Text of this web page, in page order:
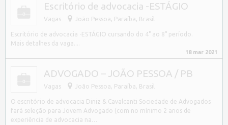
Escritório de advocacia -ESTÁGIO
Vagas João Pessoa, Paraíba, Brasil
Escritório de advocacia -ESTÁGIO cursando do 4° ao 8° período.
Mais detalhes da vaga....
18 mar 2021
ADVOGADO – JOÃO PESSOA / PB
Vagas João Pessoa, Paraíba, Brasil
O escritório de advocacia Diniz & Cavalcanti Sociedade de Advogados
fará seleção para Jovem Advogado (com no mínimo 2 anos de
experiência de advocacia na…